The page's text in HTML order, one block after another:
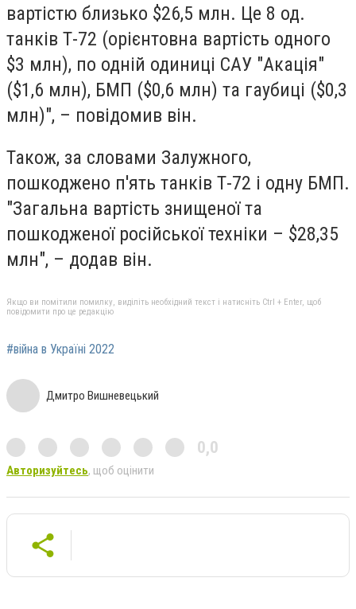
вартістю близько $26,5 млн. Це 8 од.
танків Т-72 (орієнтовна вартість одного
$3 млн), по одній одиниці САУ "Акація"
($1,6 млн), БМП ($0,6 млн) та гаубиці ($0,3
млн)", – повідомив він.
Також, за словами Залужного,
пошкоджено п'ять танків Т-72 і одну БМП.
"Загальна вартість знищеної та
пошкодженої російської техніки – $28,35
млн", – додав він.
Якщо ви помітили помилку, виділіть необхідний текст і натисніть Ctrl + Enter, щоб
повідомити про це редакцію
#війна в Україні 2022
Дмитро Вишневецький
0,0
Авторизуйтесь, щоб оцінити